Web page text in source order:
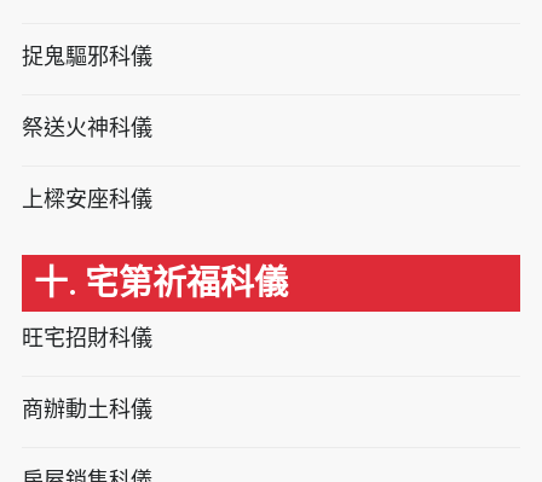
捉鬼驅邪科儀
祭送火神科儀
上樑安座科儀
十. 宅第祈福科儀
旺宅招財科儀
商辦動土科儀